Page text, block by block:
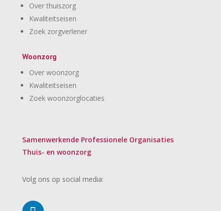
Over thuiszorg
Kwaliteitseisen
Zoek zorgverlener
Woonzorg
Over woonzorg
Kwaliteitseisen
Zoek woonzorglocaties
Samenwerkende Professionele Organisaties
Thuis- en woonzorg
Volg ons op social media: